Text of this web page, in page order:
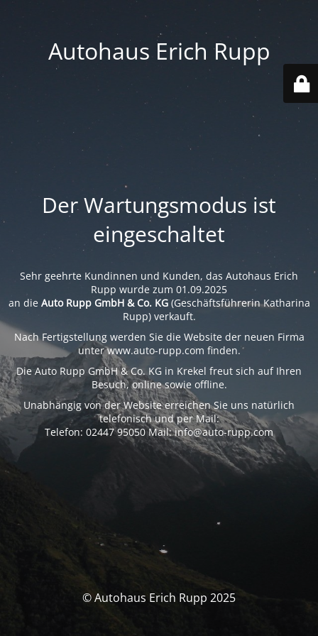
Autohaus Erich Rupp
Der Wartungsmodus ist
eingeschaltet
Sehr geehrte Kundinnen und Kunden, das Autohaus Erich
Rupp wurde zum 01.09.2025
an die Auto Rupp GmbH & Co. KG(Geschäftsführerin Katharina
Rupp) verkauft.
Nach Fertigstellung werden Sie die Website der neuen Firma
unter www.auto-rupp.com finden.
Die Auto Rupp GmbH & Co. KG in Krekel freut sich auf Ihren
Besuch, online sowie offline.
Unabhängig von der Website erreichen Sie uns natürlich
telefonisch und per Mail:
Telefon: 02447 95050 Mail: info@auto-rupp.com
© Autohaus Erich Rupp 2025